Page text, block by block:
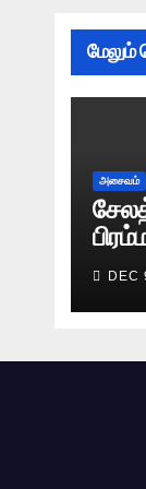
மேலும்
அசைவம்
DEC